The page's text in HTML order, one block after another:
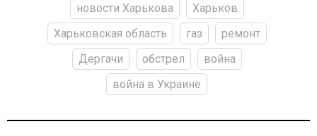
новости Харькова
Харьков
Харьковская область
газ
ремонт
Дергачи
обстрел
война
война в Украине